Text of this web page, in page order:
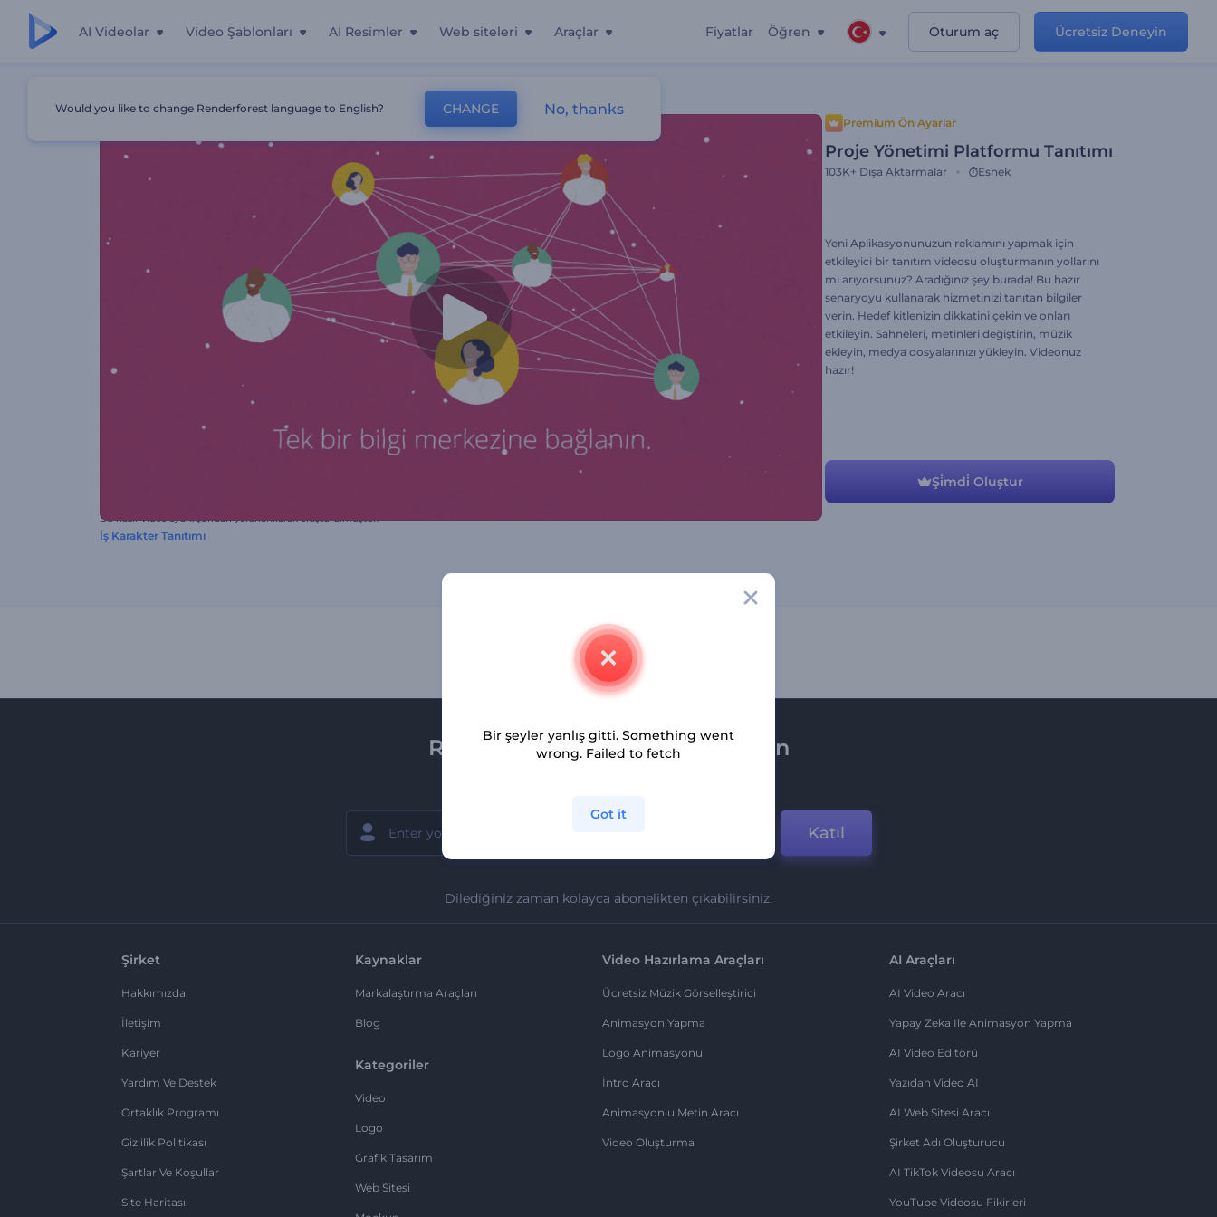
AI Videolar Video Şablonları AI Resimler Web siteleri Araçlar Fiyatlar Öğren Oturum aç Ücretsiz Deneyin
Premium Ön Ayarlar
Proje Yönetimi Platformu Tanıtımı
103K+ Dışa Aktarmalar Esnek
Yeni Aplikasyonunuzun reklamını yapmak için
etkileyici bir tanıtım videosu oluşturmanın yollarını
mı arıyorsunuz? Aradığınız şey burada! Bu hazır
senaryoyu kullanarak hizmetinizi tanıtan bilgiler
verin. Hedef kitlenizin dikkatini çekin ve onları
etkileyin. Sahneleri, metinleri değiştirin, müzik
ekleyin, medya dosyalarınızı yükleyin. Videonuz
hazır!
Şi̇mdi̇ Oluştur
Bu hazır video ayarı, şundan yararlanılarak oluşturulmuştur:
İş Karakter Tanıtımı
Renderforest bültenine üye olun
Katıl
Dilediğiniz zaman kolayca abonelikten çıkabilirsiniz.
Şirket
Hakkımızda
İletişim
Kariyer
Yardım Ve Destek
Ortaklık Programı
Gizlilik Politikası
Şartlar Ve Koşullar
Site Haritası
Kaynaklar
Markalaştırma Araçları
Blog
Kategoriler
Video
Logo
Grafik Tasarım
Web Sitesi
Video Hazırlama Araçları
Ücretsiz Müzik Görselleştirici
Animasyon Yapma
Logo Animasyonu
İntro Aracı
Animasyonlu Metin Aracı
Video Oluşturma
AI Araçları
AI Video Aracı
Yapay Zeka Ile Animasyon Yapma
AI Video Editörü
Yazıdan Video AI
AI Web Sitesi Aracı
Şirket Adı Oluşturucu
AI TikTok Videosu Aracı
YouTube Videosu Fikirleri
Would you like to change Renderforest language to English? CHANGE No, thanks
Bir şeyler yanlış gitti. Something went
wrong. Failed to fetch
Got it